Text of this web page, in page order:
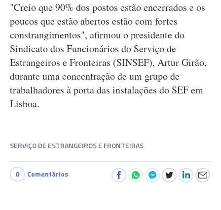
"Creio que 90% dos postos estão encerrados e os
poucos que estão abertos estão com fortes
constrangimentos", afirmou o presidente do
Sindicato dos Funcionários do Serviço de
Estrangeiros e Fronteiras (SINSEF), Artur Girão,
durante uma concentração de um grupo de
trabalhadores à porta das instalações do SEF em
Lisboa.
SERVIÇO DE ESTRANGEIROS E FRONTEIRAS
0 Comentários